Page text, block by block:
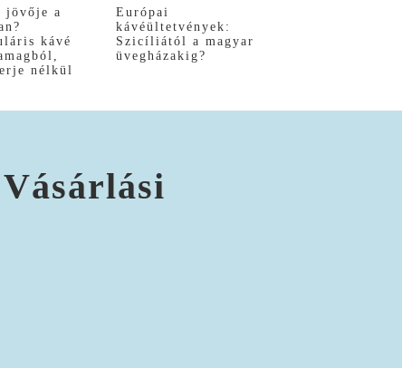
jövője a
kávé
nélkül
Európai
kávéültetvények:
Szicíliától a magyar
üvegházakig?